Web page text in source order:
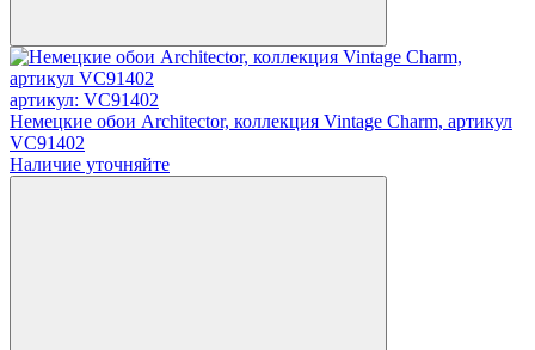
артикул: VC91402
Немецкие обои Architector, коллекция Vintage Charm, артикул
VC91402
Наличие уточняйте